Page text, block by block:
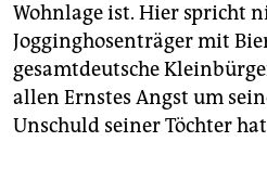
Wohnlage ist. Hier spricht
Jogginghosenträger mit
gesamtdeutsche
allen Ernstes Angst um
Unschuld seiner Töchter